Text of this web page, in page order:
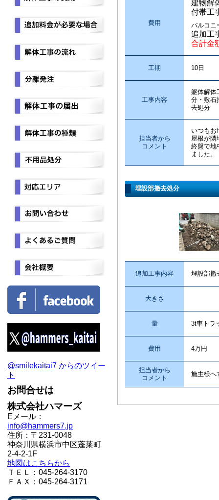
費用
建物解
付帯工
バルコニ
追加工
合計金
工期 10日
工事内容
躯体解
分・敷石
去処分
担当者から
コメント
いつもお
屋根が隣
終盤で地
ました。
埋設部撤去処分
追加工事内容 埋設部撤
大きさ
量 3t車ト
費用 4万円
担当者から
コメント
施主様へ
@smilekaitai7 からのツイー
ト
お問合せは
株式会社ハマーズ
Eメール：
info@hammers7.jp
住所：〒231-0048
神奈川県横浜市中区蓬莱町
2-4-2-1F
地図はこちらから
ＴＥＬ：045-264-3170
ＦＡＸ：045-264-3171